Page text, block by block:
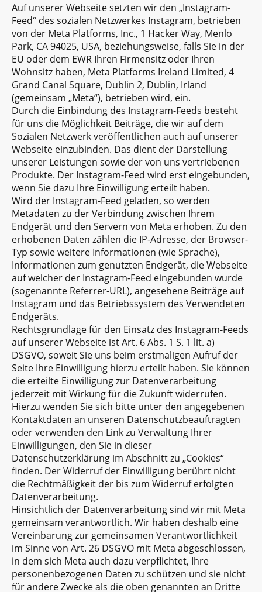
Auf unserer Webseite setzten wir den „Instagram-
Feed“ des sozialen Netzwerkes Instagram, betrieben
von der Meta Platforms, Inc., 1 Hacker Way, Menlo
Park, CA 94025, USA, beziehungsweise, falls Sie in der
EU oder dem EWR Ihren Firmensitz oder Ihren
Wohnsitz haben, Meta Platforms Ireland Limited, 4
Grand Canal Square, Dublin 2, Dublin, Irland
(gemeinsam „Meta“), betrieben wird, ein.
Durch die Einbindung des Instagram-Feeds besteht
für uns die Möglichkeit Beiträge, die wir auf dem
Sozialen Netzwerk veröffentlichen auch auf unserer
Webseite einzubinden. Das dient der Darstellung
unserer Leistungen sowie der von uns vertriebenen
Produkte. Der Instagram-Feed wird erst eingebunden,
wenn Sie dazu Ihre Einwilligung erteilt haben.
Wird der Instagram-Feed geladen, so werden
Metadaten zu der Verbindung zwischen Ihrem
Endgerät und den Servern von Meta erhoben. Zu den
erhobenen Daten zählen die IP-Adresse, der Browser-
Typ sowie weitere Informationen (wie Sprache),
Informationen zum genutzten Endgerät, die Webseite
auf welcher der Instagram-Feed eingebunden wurde
(sogenannte Referrer-URL), angesehene Beiträge auf
Instagram und das Betriebssystem des Verwendeten
Endgeräts.
Rechtsgrundlage für den Einsatz des Instagram-Feeds
auf unserer Webseite ist Art. 6 Abs. 1 S. 1 lit. a)
DSGVO, soweit Sie uns beim erstmaligen Aufruf der
Seite Ihre Einwilligung hierzu erteilt haben. Sie können
die erteilte Einwilligung zur Datenverarbeitung
jederzeit mit Wirkung für die Zukunft widerrufen.
Hierzu wenden Sie sich bitte unter den angegebenen
Kontaktdaten an unseren Datenschutzbeauftragten
oder verwenden den Link zu Verwaltung Ihrer
Einwilligungen, den Sie in dieser
Datenschutzerklärung im Abschnitt zu „Cookies“
finden. Der Widerruf der Einwilligung berührt nicht
die Rechtmäßigkeit der bis zum Widerruf erfolgten
Datenverarbeitung.
Hinsichtlich der Datenverarbeitung sind wir mit Meta
gemeinsam verantwortlich. Wir haben deshalb eine
Vereinbarung zur gemeinsamen Verantwortlichkeit
im Sinne von Art. 26 DSGVO mit Meta abgeschlossen,
in dem sich Meta auch dazu verpflichtet, Ihre
personenbezogenen Daten zu schützen und sie nicht
für andere Zwecke als die oben genannten an Dritte